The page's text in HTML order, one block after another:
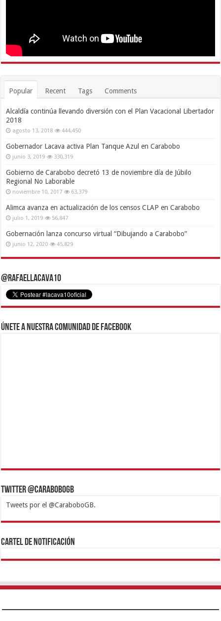
Popular Recent Tags Comments
Alcaldía continúa llevando diversión con el Plan Vacacional Libertador
2018
agosto 13, 2018 444,450
Gobernador Lacava activa Plan Tanque Azul en Carabobo
junio 3, 2019 330,319
Gobierno de Carabobo decretó 13 de noviembre día de Júbilo
Regional No Laborable
noviembre 10, 2017 63,379
Alimca avanza en actualización de los censos CLAP en Carabobo
julio 1, 2019 56,847
Gobernación lanza concurso virtual “Dibujando a Carabobo”
junio 12, 2020 45,829
@RafaelLacava10
Únete a nuestra comunidad de Facebook
Twitter @CaraboboGB
Tweets por el @CaraboboGB.
1xbetBetturkeyBetistKralbetSupertotobetTipobetMatadorbetMariobet
https://mvbcasino.com/
Cartel de Notificación